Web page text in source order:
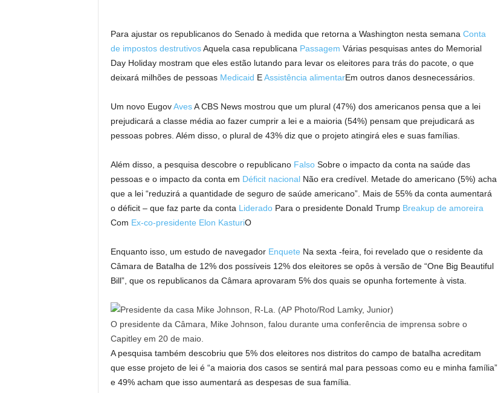
Para ajustar os republicanos do Senado à medida que retorna a Washington nesta semana Conta
de impostos destrutivosAquela casa republicana Passagem Várias pesquisas antes do Memorial
Day Holiday mostram que eles estão lutando para levar os eleitores para trás do pacote, o que
deixará milhões de pessoas Medicaid EAssistência alimentarEm outros danos desnecessários.
Um novo EugovAvesA CBS News mostrou que um plural (47%) dos americanos pensa que a lei
prejudicará a classe média ao fazer cumprir a lei e a maioria (54%) pensam que prejudicará as
pessoas pobres. Além disso, o plural de 43% diz que o projeto atingirá eles e suas famílias.
Além disso, a pesquisa descobre o republicano FalsoSobre o impacto da conta na saúde das
pessoas e o impacto da conta em Déficit nacionalNão era credível. Metade do americano (5%) acha
que a lei “reduzirá a quantidade de seguro de saúde americano”. Mais de 55% da conta aumentará
o déficit – que faz parte da conta LideradoPara o presidente Donald Trump Breakup de amoreira
Com Ex-co-presidente Elon KasturiO
Enquanto isso, um estudo de navegador Enquete Na sexta -feira, foi revelado que o residente da
Câmara de Batalha de 12% dos possíveis 12% dos eleitores se opôs à versão de “One Big Beautiful
Bill”, que os republicanos da Câmara aprovaram 5% dos quais se opunha fortemente à vista.
O presidente da Câmara, Mike Johnson, falou durante uma conferência de imprensa sobre o
Capitley em 20 de maio.
A pesquisa também descobriu que 5% dos eleitores nos distritos do campo de batalha acreditam
que esse projeto de lei é “a maioria dos casos se sentirá mal para pessoas como eu e minha família”
e 49% acham que isso aumentará as despesas de sua família.